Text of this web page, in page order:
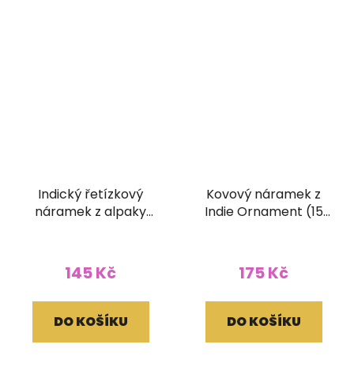
Indický řetízkový
náramek z alpaky
145 Kč
DO KOŠÍKU
Kovový náramek z
Indie Ornament (15
175 Kč
DO KOŠÍKU